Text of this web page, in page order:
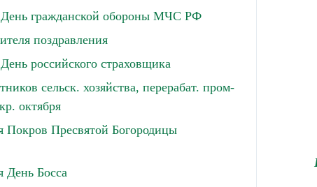
День гражданской обороны МЧС РФ
поздравления
российского страховщика
сельск. хозяйства, перерабат. пром-
октября
Покров Пресвятой Богородицы
День Босса